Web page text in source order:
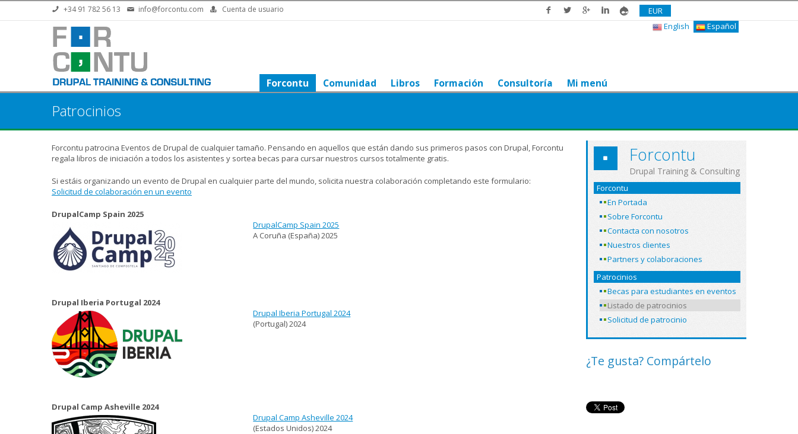
Pasar al contenido principal
+34 91 782 56 13 info@forcontu.com Cuenta de usuario
EUR
English
Español
Forcontu Comunidad Libros Formación Consultoría Mi menú
Patrocinios
Forcontu patrocina Eventos de Drupal de cualquier tamaño. Pensando en aquellos que están dando sus primeros pasos con Drupal, Forcontu
regala libros de iniciación a todos los asistentes y sortea becas para cursar nuestros cursos totalmente gratis.
Si estáis organizando un evento de Drupal en cualquier parte del mundo, solicita nuestra colaboración completando este formulario:
Solicitud de colaboración en un evento
DrupalCamp Spain 2025
DrupalCamp Spain 2025
A Coruña (España)2025
Drupal Iberia Portugal 2024
Drupal Iberia Portugal 2024
(Portugal)2024
Drupal Camp Asheville 2024
Drupal Camp Asheville 2024
(Estados Unidos)2024
Forcontu
Drupal Training & Consulting
Forcontu
En Portada
Sobre Forcontu
Contacta con nosotros
Nuestros clientes
Partners y colaboraciones
Patrocinios
Becas para estudiantes en eventos
Listado de patrocinios
Solicitud de patrocinio
¿Te gusta? Compártelo